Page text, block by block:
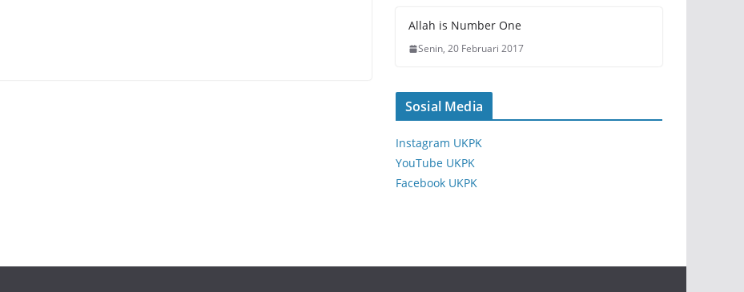
Allah is Number One
Senin, 20 Februari 2017
Sosial Media
Instagram UKPK
YouTube UKPK
Facebook UKPK